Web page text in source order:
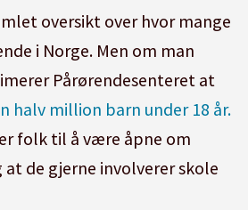
oversikt over hvor mange
i Norge. Men om man
Pårørendesenteret at
halv million barn under 18 år.
folk til å være åpne om
at de gjerne involverer skole